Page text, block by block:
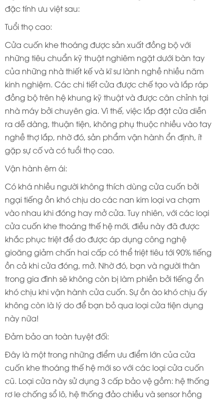
đặc tính ưu việt sau:
Tuổi thọ cao:
Cửa cuốn khe thoáng được sản xuất đồng bộ với
những tiêu chuẩn kỹ thuật nghiêm ngặt dưới bàn tay
của những nhà thiết kế và kĩ sư lành nghề nhiều năm
kinh nghiệm. Các chi tiết cửa được chế tạo và lắp ráp
đồng bộ trên hệ khung kỹ thuật và được cân chỉnh tại
nhà máy bởi chuyên gia. Vì thế, việc lắp đặt cửa diễn
ra dễ dàng, thuận tiện, không phụ thuộc nhiều vào tay
nghề thợ lắp, nhờ đó, sản phẩm vận hành ổn định, ít
gặp sự cố và có tuổi thọ cao.
Vận hành êm ái:
Có khá nhiều người không thích dùng cửa cuốn bởi
ngại tiếng ồn khó chịu do các nan kim loại va chạm
vào nhau khi đóng hay mở cửa. Tuy nhiên, với các loại
cửa cuốn khe thoáng thế hệ mới, điều này đã được
khắc phục triệt để do được áp dụng công nghệ
gioăng giảm chấn hai cấp có thể triệt tiêu tới 90% tiếng
ồn cả khi cửa đóng, mở. Nhờ đó, bạn và người thân
trong gia đình sẽ không còn bị làm phiền bởi tiếng ổn
khó chịu khi vận hành cửa cuốn. Sự ồn ào khó chịu ấy
không còn là lý do để bạn bỏ qua loại cửa tiện dụng
này nữa!
Đảm bảo an toàn tuyệt đối:
Đây là một trong những điểm ưu điểm lớn của cửa
cuốn khe thoáng thế hệ mới so với các loại cửa cuốn
cũ. Loại cửa này sử dụng 3 cấp bảo vệ gồm: hệ thống
rơ le chống sổ lô, hệ thống đảo chiều và sensor hồng